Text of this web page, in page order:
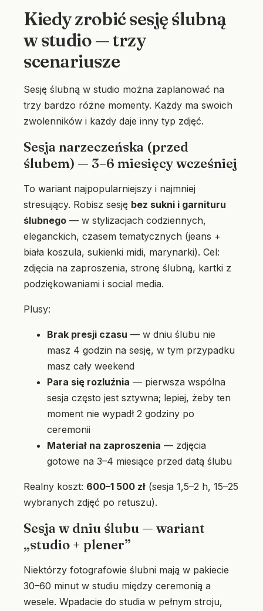
Kiedy zrobić sesję ślubną
w studio — trzy
scenariusze
Sesję ślubną w studio można zaplanować na
trzy bardzo różne momenty. Każdy ma swoich
zwolenników i każdy daje inny typ zdjęć.
Sesja narzeczeńska (przed
ślubem) — 3–6 miesięcy wcześniej
To wariant najpopularniejszy i najmniej
stresujący. Robisz sesję bez sukni i garnituru
ślubnego — w stylizacjach codziennych,
eleganckich, czasem tematycznych (jeans +
biała koszula, sukienki midi, marynarki). Cel:
zdjęcia na zaproszenia, stronę ślubną, kartki z
podziękowaniami i social media.
Plusy:
Brak presji czasu — w dniu ślubu nie
masz 4 godzin na sesję, w tym przypadku
masz cały weekend
Para się rozluźnia — pierwsza wspólna
sesja często jest sztywna; lepiej, żeby ten
moment nie wypadł 2 godziny po
ceremonii
Materiał na zaproszenia — zdjęcia
gotowe na 3–4 miesiące przed datą ślubu
Realny koszt: 600–1 500 zł (sesja 1,5–2 h, 15–25
wybranych zdjęć po retuszu).
Sesja w dniu ślubu — wariant
„studio + plener”
Niektórzy fotografowie ślubni mają w pakiecie
30–60 minut w studiu między ceremonią a
wesele. Wpadacie do studia w pełnym stroju,